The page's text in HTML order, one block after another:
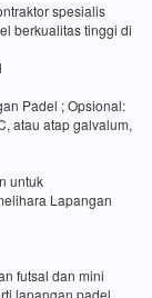
spesialis
berkualitas tinggi di
Padel ; Opsional:
atau atap galvalum,
untuk
Lapangan
futsal dan mini
lapangan padel,